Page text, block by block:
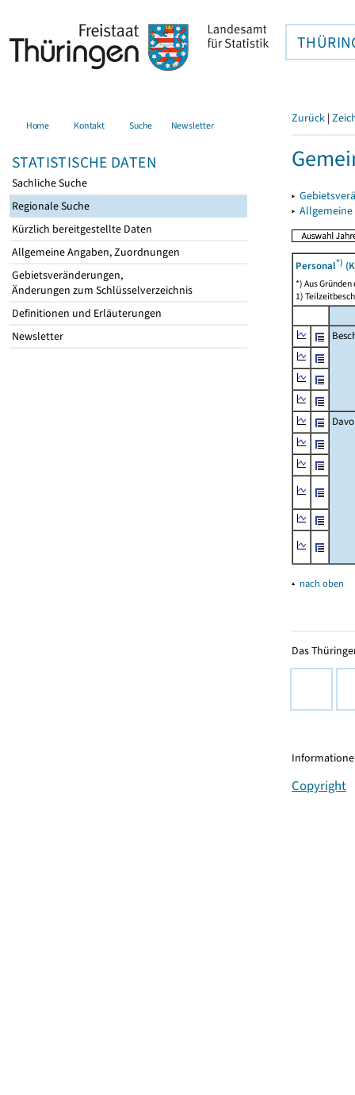
Home Kontakt Suche Newsletter
STATISTISCHE DATEN
Sachliche Suche
Regionale Suche
Kürzlich bereitgestellte Daten
Allgemeine Angaben, Zuordnungen
Gebietsveränderungen,
Änderungen zum Schlüsselverzeichnis
Definitionen und Erläuterungen
Newsletter
Zurück |
▸
▸
Personal*)
*) Aus
1)
▴ nach oben
Das
Copyright